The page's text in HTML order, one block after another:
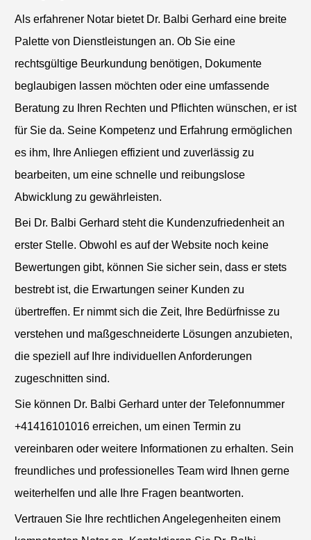
Als erfahrener Notar bietet Dr. Balbi Gerhard eine breite
Palette von Dienstleistungen an. Ob Sie eine
rechtsgültige Beurkundung benötigen, Dokumente
beglaubigen lassen möchten oder eine umfassende
Beratung zu Ihren Rechten und Pflichten wünschen, er ist
für Sie da. Seine Kompetenz und Erfahrung ermöglichen
es ihm, Ihre Anliegen effizient und zuverlässig zu
bearbeiten, um eine schnelle und reibungslose
Abwicklung zu gewährleisten.
Bei Dr. Balbi Gerhard steht die Kundenzufriedenheit an
erster Stelle. Obwohl es auf der Website noch keine
Bewertungen gibt, können Sie sicher sein, dass er stets
bestrebt ist, die Erwartungen seiner Kunden zu
übertreffen. Er nimmt sich die Zeit, Ihre Bedürfnisse zu
verstehen und maßgeschneiderte Lösungen anzubieten,
die speziell auf Ihre individuellen Anforderungen
zugeschnitten sind.
Sie können Dr. Balbi Gerhard unter der Telefonnummer
+41416101016 erreichen, um einen Termin zu
vereinbaren oder weitere Informationen zu erhalten. Sein
freundliches und professionelles Team wird Ihnen gerne
weiterhelfen und alle Ihre Fragen beantworten.
Vertrauen Sie Ihre rechtlichen Angelegenheiten einem